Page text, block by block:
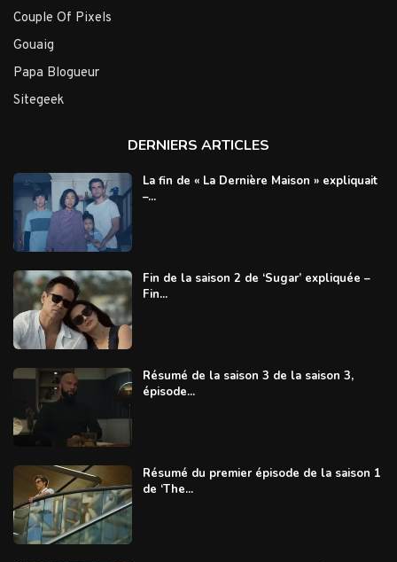
Couple Of Pixels
Gouaig
Papa Blogueur
Sitegeek
DERNIERS ARTICLES
La fin de « La Dernière Maison » expliquait
–...
Fin de la saison 2 de ‘Sugar’ expliquée –
Fin...
Résumé de la saison 3 de la saison 3,
épisode...
Résumé du premier épisode de la saison 1
de ‘The...